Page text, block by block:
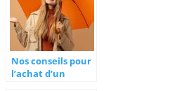
Nos conseils pour
l’achat d’un